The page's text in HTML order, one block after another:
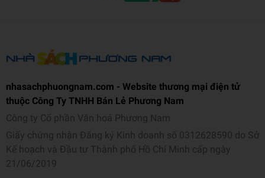
nhasachphuongnam.com - Website thương mại điện tử
thuộc Công Ty TNHH Bán Lẻ Phương Nam
Công ty Cổ phần Văn hoá Phương Nam
Giấy chứng nhận Đăng ký Kinh doanh số 0312628590 do Sở
Kế hoạch và Đầu tư Thành phố Hồ Chí Minh cấp ngày
21/06/2019